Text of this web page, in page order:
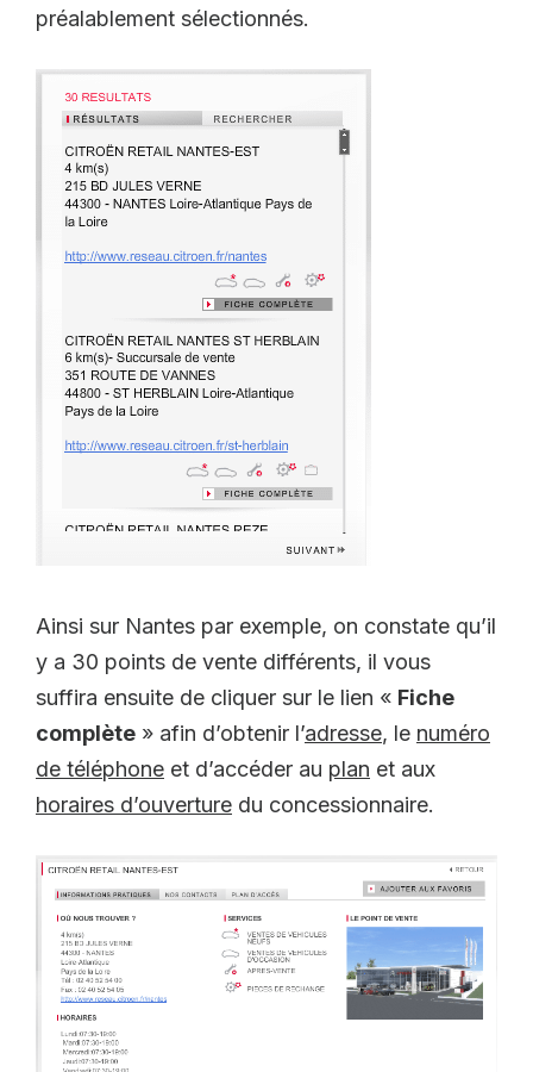
préalablement sélectionnés.
Ainsi sur Nantes par exemple, on constate qu’il
y a 30 points de vente différents, il vous
suffira ensuite de cliquer sur le lien « Fiche
complète » afin d’obtenir l’adresse, le numéro
de téléphone et d’accéder au plan et aux
horaires d’ouverture du concessionnaire.